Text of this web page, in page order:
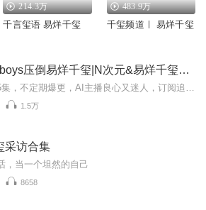
214.3万
千言玺语 易烊千玺
483.9万
千玺频道ㅣ 易烊千玺
免费|TFboys压倒易烊千玺|N次元&易烊千玺&王俊凯
1.5万
采访合集
，当一个坦然的自己
8658